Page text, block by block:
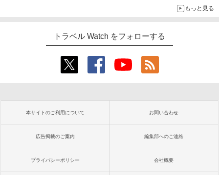
もっと見る
トラベル Watch をフォローする
本サイトのご利用について お問い合わせ
広告掲載のご案内 編集部へのご連絡
プライバシーポリシー 会社概要